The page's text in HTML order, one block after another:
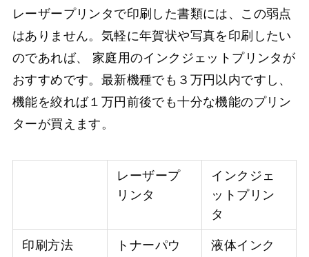
レーザープリンタで印刷した書類には、この弱点
はありません。気軽に年賀状や写真を印刷したい
のであれば、 家庭用のインクジェットプリンタが
おすすめです。最新機種でも３万円以内ですし、
機能を絞れば１万円前後でも十分な機能のプリン
ターが買えます。
レーザープ
リンタ
インクジェ
ットプリン
タ
印刷方法
トナーパウ
液体インク